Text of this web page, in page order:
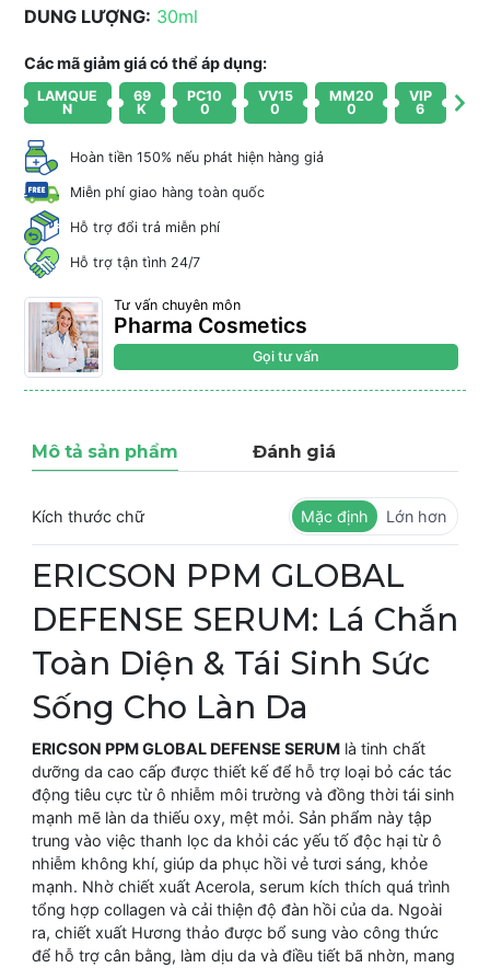
DUNG LƯỢNG: 30ml
Các mã giảm giá có thể áp dụng:
LAMQUE
N
69
K
PC10
0
VV15
0
MM20
0
VIP
6
Hoàn tiền 150% nếu phát hiện hàng giả
Miễn phí giao hàng toàn quốc
Hỗ trợ đổi trả miễn phí
Hỗ trợ tận tình 24/7
Tư vấn chuyên môn
Pharma Cosmetics
Gọi tư vấn
Mô tả sản phẩm Đánh giá
Kích thước chữ Mặc định Lớn hơn
ERICSON PPM GLOBAL
DEFENSE SERUM: Lá Chắn
Toàn Diện & Tái Sinh Sức
Sống Cho Làn Da
ERICSON PPM GLOBAL DEFENSE SERUM là tinh chất
dưỡng da cao cấp được thiết kế để hỗ trợ loại bỏ các tác
động tiêu cực từ ô nhiễm môi trường và đồng thời tái sinh
mạnh mẽ làn da thiếu oxy, mệt mỏi. Sản phẩm này tập
trung vào việc thanh lọc da khỏi các yếu tố độc hại từ ô
nhiễm không khí, giúp da phục hồi vẻ tươi sáng, khỏe
mạnh. Nhờ chiết xuất Acerola, serum kích thích quá trình
tổng hợp collagen và cải thiện độ đàn hồi của da. Ngoài
ra, chiết xuất Hương thảo được bổ sung vào công thức
để hỗ trợ cân bằng, làm dịu da và điều tiết bã nhờn, mang